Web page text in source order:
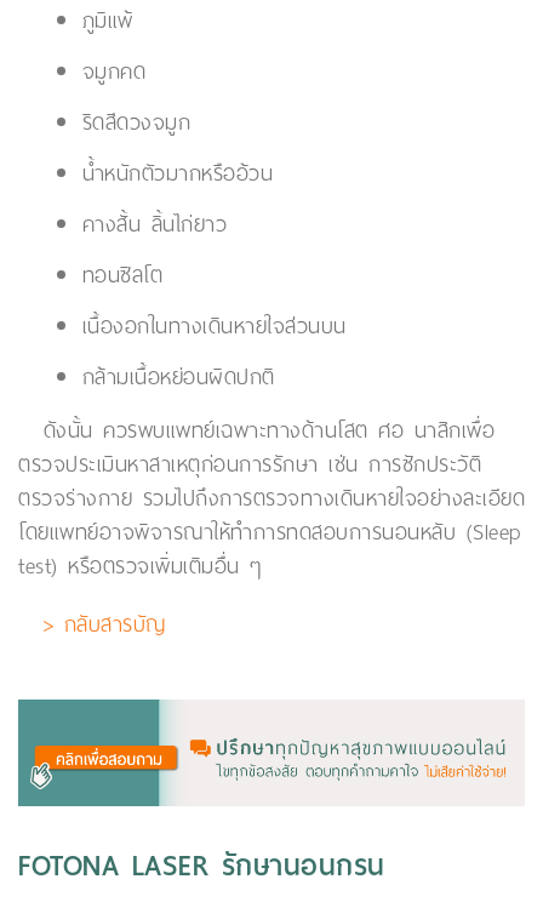
ภูมิแพ้
จมูกคด
ริดสีดวงจมูก
น้ำหนักตัวมากหรืออ้วน
คางสั้น ลิ้นไก่ยาว
ทอนซิลโต
เนื้องอกในทางเดินหายใจส่วนบน
กล้ามเนื้อหย่อนผิดปกติ
ดังนั้น ควรพบแพทย์เฉพาะทางด้านโสต ศอ นาสิกเพื่อ
ตรวจประเมินหาสาเหตุก่อนการรักษา เช่น การซักประวัติ
ตรวจร่างกาย รวมไปถึงการตรวจทางเดินหายใจอย่างละเอียด
โดยแพทย์อาจพิจารณาให้ทำการทดสอบการนอนหลับ (Sleep
test) หรือตรวจเพิ่มเติมอื่น ๆ
> กลับสารบัญ
FOTONA LASER รักษานอนกรน